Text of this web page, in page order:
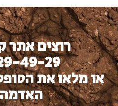
רוצים אתר
49-29
או מלאו את